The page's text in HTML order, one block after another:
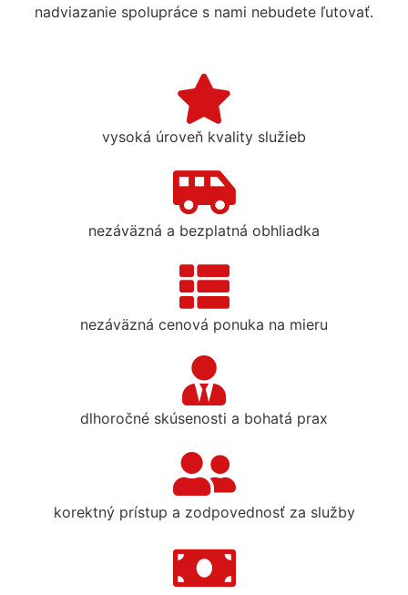
nadviazanie spolupráce s nami nebudete ľutovať.
vysoká úroveň kvality služieb
nezáväzná a bezplatná obhliadka
nezáväzná cenová ponuka na mieru
dlhoročné skúsenosti a bohatá prax
korektný prístup a zodpovednosť za služby